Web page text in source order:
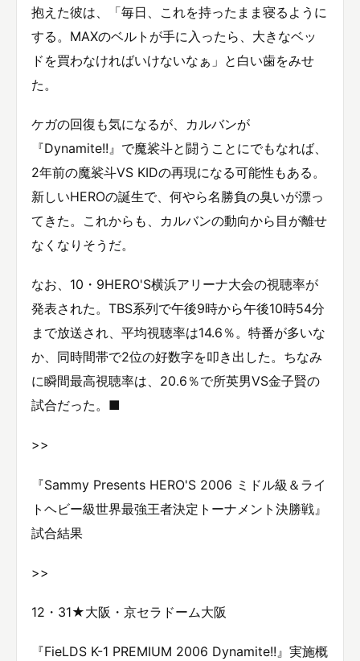
抱えた彼は、「毎日、これを持ったまま寝るように
する。MAXのベルトが手に入ったら、大きなベッ
ドを買わなければいけないなぁ」と白い歯をみせ
た。
ケガの回復も気になるが、カルバンが
『Dynamite!!』で魔裟斗と闘うことにでもなれば、
2年前の魔裟斗VS KIDの再現になる可能性もある。
新しいHEROの誕生で、何やら名勝負の臭いが漂っ
てきた。これからも、カルバンの動向から目が離せ
なくなりそうだ。
なお、10・9HERO'S横浜アリーナ大会の視聴率が
発表された。TBS系列で午後9時から午後10時54分
まで放送され、平均視聴率は14.6％。特番が多いな
か、同時間帯で2位の好数字を叩き出した。ちなみ
に瞬間最高視聴率は、20.6％で所英男VS金子賢の
試合だった。■
>>
『Sammy Presents HERO'S 2006 ミドル級＆ライ
トヘビー級世界最強王者決定トーナメント決勝戦』
試合結果
>>
12・31★大阪・京セラドーム大阪
『FieLDS K-1 PREMIUM 2006 Dynamite!!』実施概